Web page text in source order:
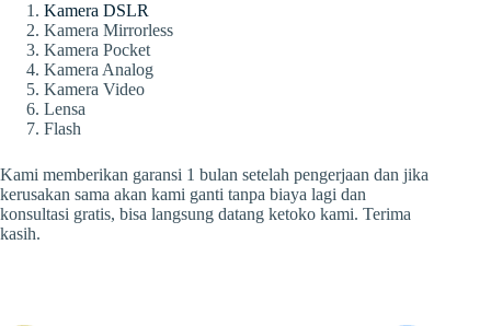
Kamera DSLR
Kamera Mirrorless
Kamera Pocket
Kamera Analog
Kamera Video
Lensa
Flash
Kami memberikan garansi 1 bulan setelah pengerjaan dan jika
kerusakan sama akan kami ganti tanpa biaya lagi dan
konsultasi gratis, bisa langsung datang ketoko kami. Terima
kasih.